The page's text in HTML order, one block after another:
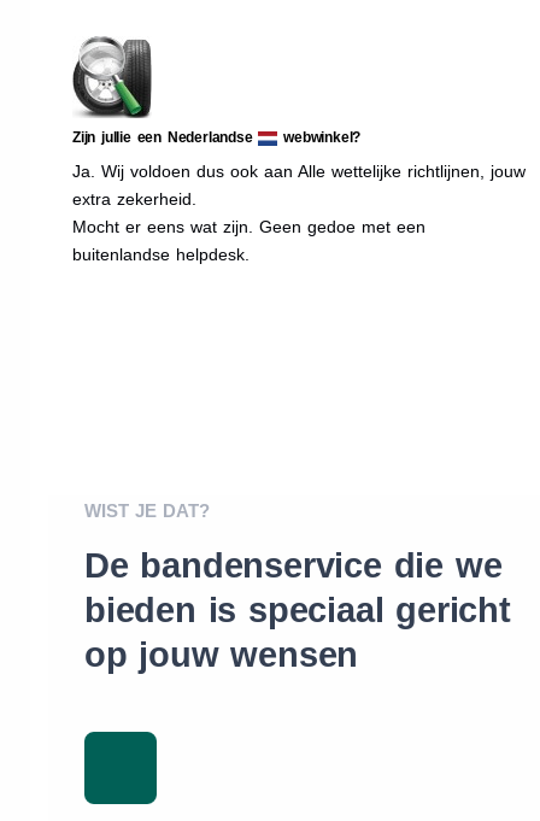
Zijn jullie een Nederlandse webwinkel?
Ja. Wij voldoen dus ook aan Alle wettelijke richtlijnen, jouw
extra zekerheid.
Mocht er eens wat zijn. Geen gedoe met een
buitenlandse helpdesk.
WIST JE DAT?
De bandenservice die we
bieden is speciaal gericht
op jouw wensen